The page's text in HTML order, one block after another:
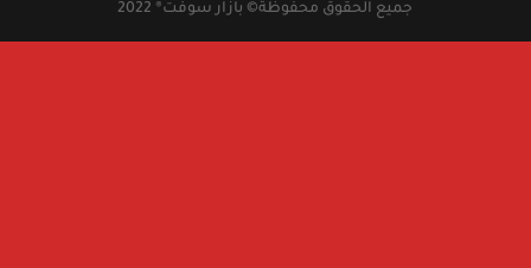
جميع الحقوق محفوظة© بازار سوفت® 2022